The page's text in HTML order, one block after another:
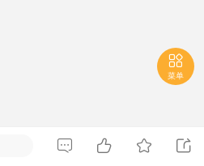

菜单
   